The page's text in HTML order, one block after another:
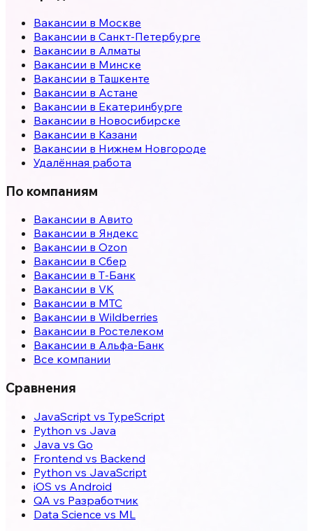
Вакансии в Москве
Вакансии в Санкт-Петербурге
Вакансии в Алматы
Вакансии в Минске
Вакансии в Ташкенте
Вакансии в Астане
Вакансии в Екатеринбурге
Вакансии в Новосибирске
Вакансии в Казани
Вакансии в Нижнем Новгороде
Удалённая работа
По компаниям
Вакансии в Авито
Вакансии в Яндекс
Вакансии в Ozon
Вакансии в Сбер
Вакансии в Т-Банк
Вакансии в VK
Вакансии в МТС
Вакансии в Wildberries
Вакансии в Ростелеком
Вакансии в Альфа-Банк
Все компании
Сравнения
JavaScript vs TypeScript
Python vs Java
Java vs Go
Frontend vs Backend
Python vs JavaScript
iOS vs Android
QA vs Разработчик
Data Science vs ML